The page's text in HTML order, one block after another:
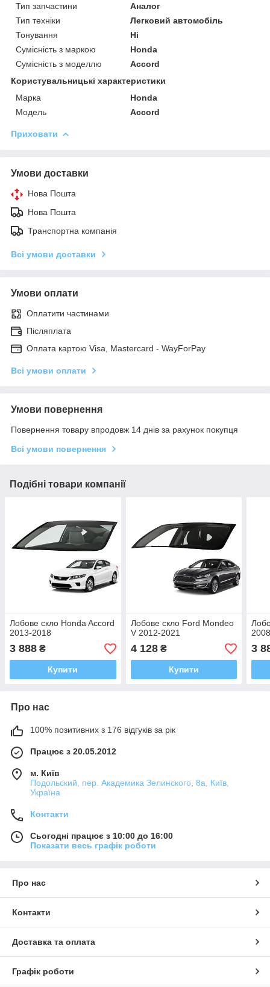
Тип запчастини
Аналог
Тип техніки
Легковий автомобіль
Тонування
Ні
Сумісність з маркою
Honda
Сумісність з моделлю
Accord
Користувальницькі характеристики
Марка
Honda
Модель
Accord
Приховати
Умови доставки
Нова Пошта
Нова Пошта
Транспортна компанія
Всі умови доставки
Умови оплати
Оплатити частинами
Післяплата
Оплата картою Visa, Mastercard - WayForPay
Всі умови оплати
Умови повернення
Повернення товару впродовж 14 днів за рахунок покупця
Всі умови повернення
Подібні товари компанії
Лобове скло Honda Accord
2013-2018
3 888 ₴
Купити
Лобове скло Ford Mondeo
V 2012-2021
4 128₴
Купити
3
Про нас
100% позитивних з 176 відгуків за рік
Працює з 20.05.2012
м. Київ
Подольский, пер. Академика Зелинского, 8а, Київ,
Україна
Контакти
Сьогодні працює з 10:00 до 16:00
Показати весь графік роботи
Про нас
Контакти
Доставка та оплата
Графік роботи